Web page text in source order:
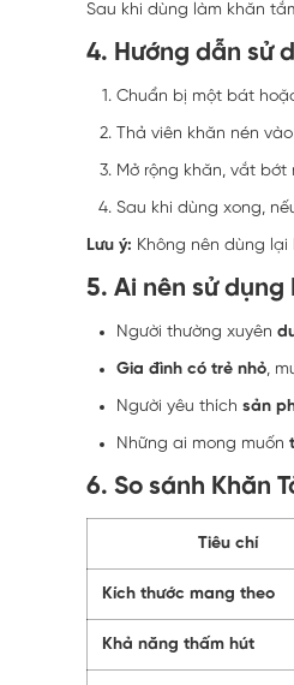
Sau khi dùng làm khăn
4. Hướng dẫn sử
Chuẩn bị một bát
Thả viên khăn nén
Mở rộng khăn, vắt
Sau khi dùng xong,
Lưu ý: Không nên dùng
5. Ai nên sử dụng
Người thường xuyên
Gia đình có trẻ nhỏ,
Người yêu thích sản
Những ai mong muốn
6. So sánh Khăn
Tiêu chí
Kích thước mang theo
Khả năng thấm hút